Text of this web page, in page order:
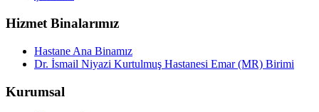
Hizmet Binalarımız
Hastane Ana Binamız
Dr. İsmail Niyazi Kurtulmuş Hastanesi Emar (MR) Birimi
Kurumsal